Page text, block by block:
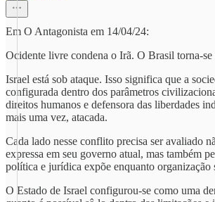
Em O Antagonista em 14/04/24:
Ocidente livre condena o Irã. O Brasil torna-
Israel está sob ataque. Isso significa que a
configurada dentro dos parâmetros
direitos humanos e defensora das liberdades
mais uma vez, atacada.
Cada lado nesse conflito precisa ser avaliado
expressa em seu governo atual, mas também
política e jurídica expõe enquanto organização
O Estado de Israel configurou-se como uma